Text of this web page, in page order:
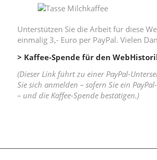
Unterstützen Sie die Arbeit für diese
einmalig 3,- Euro per PayPal. Vielen
> Kaffee-Spende für den
(Dieser Link führt zu einer PayPal-
Sie sich anmelden – sofern Sie ein
– und die Kaffee-Spende bestätigen.)